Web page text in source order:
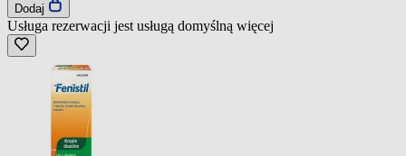
Dodaj
Usługa rezerwacji jest usługą domyślną więcej